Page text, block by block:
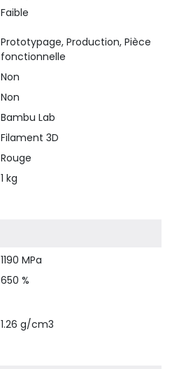
Faible
Prototypage, Production, Pièce
fonctionnelle
Non
Non
Bambu Lab
Filament 3D
Rouge
1 kg
1190 MPa
650 %
1.26 g/cm3